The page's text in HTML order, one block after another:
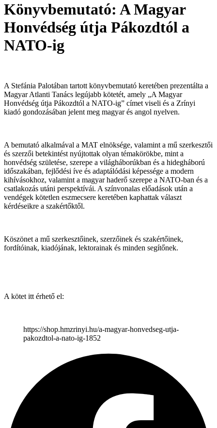
Könyvbemutató: A Magyar
Honvédség útja Pákozdtól a
NATO-ig
A Stefánia Palotában tartott könyvbemutató keretében prezentálta a
Magyar Atlanti Tanács legújabb kötetét, amely „A Magyar
Honvédség útja Pákozdtól a NATO-ig” címet viseli és a Zrínyi
kiadó gondozásában jelent meg magyar és angol nyelven.
A bemutató alkalmával a MAT elnöksége, valamint a mű szerkesztői
és szerzői betekintést nyújtottak olyan témakörökbe, mint a
honvédség születése, szerepe a világháborúkban és a hidegháború
időszakában, fejlődési íve és adaptálódási képessége a modern
kihívásokhoz, valamint a magyar haderő szerepe a NATO-ban és a
csatlakozás utáni perspektívái. A színvonalas előadások után a
vendégek kötetlen eszmecsere keretében kaphattak választ
kérdéseikre a szakértőktől.
Köszönet a mű szerkesztőinek, szerzőinek és szakértőinek,
fordítóinak, kiadójának, lektorainak és minden segítőnek.
A kötet itt érhető el:
https://shop.hmzrinyi.hu/a-magyar-honvedseg-utja-
pakozdtol-a-nato-ig-1852